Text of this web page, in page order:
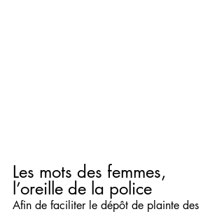
Les mots des femmes,
l’oreille de la police
Afin de faciliter le dépôt de plainte des